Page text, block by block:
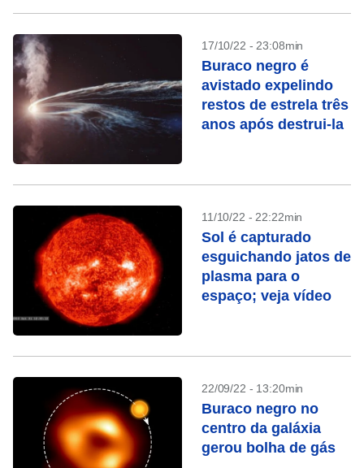
17/10/22 - 23:08min
Buraco negro é
avistado expelindo
restos de estrela três
anos após destrui-la
11/10/22 - 22:22min
Sol é capturado
esguichando jatos de
plasma para o
espaço; veja vídeo
22/09/22 - 13:20min
Buraco negro no
centro da galáxia
gerou bolha de gás